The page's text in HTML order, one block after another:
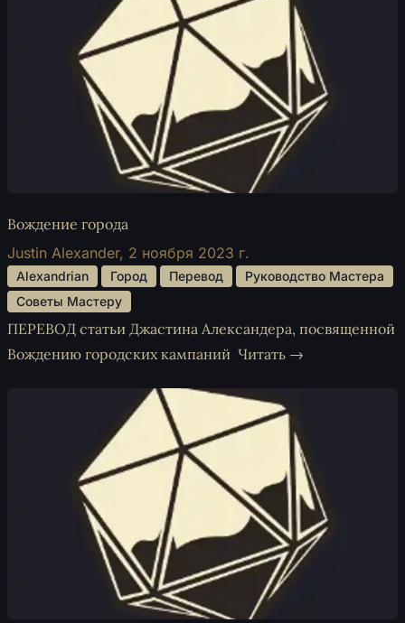
Вождение города
Justin Alexander, 2 ноября 2023 г.
Alexandrian Город Перевод
Руководство Мастера
Советы Мастеру
ПЕРЕВОД статьи Джастина Александера, посвященной
Вождению городских кампаний Читать →